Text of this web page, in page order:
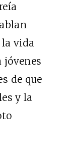
la vida
jóvenes
de que
y la